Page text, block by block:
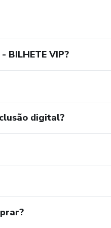
BILHETE VIP?
digital?